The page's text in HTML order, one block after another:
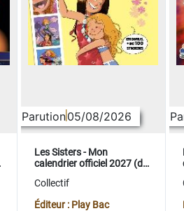
Parution05/08/2026
Les Sisters - Mon
calendrier officiel 2027 (de
Collectif
Éditeur : Play Bac